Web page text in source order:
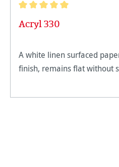
Acryl 330
A white linen surfaced
finish, remains flat without